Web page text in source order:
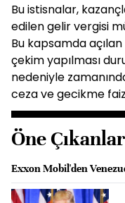
Bu istisnalar,
edilen gelir vergisi
Bu kapsamda
çekim yapılması
nedeniyle
ceza ve gecikme
Öne Çıkanlar
Exxon Mobil'den